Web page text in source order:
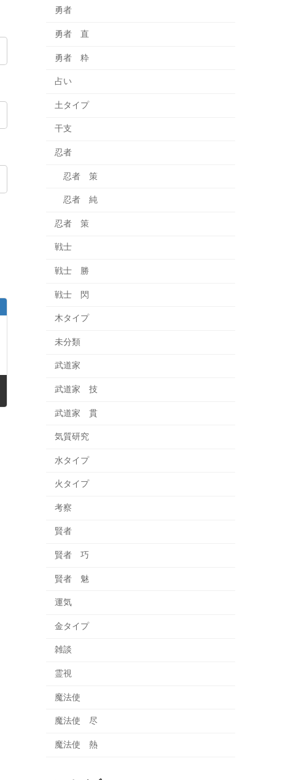
勇者
勇者 直
勇者 粋
占い
土タイプ
干支
忍者
忍者 策
忍者 純
忍者 策
戦士
戦士 勝
戦士 閃
木タイプ
未分類
武道家
武道家 技
武道家 貫
気質研究
水タイプ
火タイプ
考察
賢者
賢者 巧
賢者 魅
運気
金タイプ
雑談
霊視
魔法使
魔法使 尽
魔法使 熱